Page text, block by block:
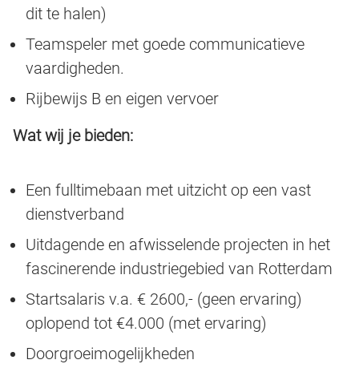
dit te halen)
Teamspeler met goede communicatieve
vaardigheden.
Rijbewijs B en eigen vervoer
Wat wij je bieden:
Een fulltimebaan met uitzicht op een vast
dienstverband
Uitdagende en afwisselende projecten in het
fascinerende industriegebied van Rotterdam
Startsalaris v.a. € 2600,- (geen ervaring)
oplopend tot €4.000 (met ervaring)
Doorgroeimogelijkheden